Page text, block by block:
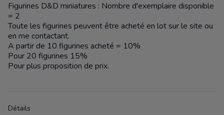
Description
Figurines D&D miniatures : Nombre d'exemplaire disponible
= 2
Toute les figurines peuvent être acheté en lot sur le site ou
en me contactant.
A partir de 10 figurines acheté = 10%
Pour 20 figurines 15%
Pour plus proposition de prix.
Détails